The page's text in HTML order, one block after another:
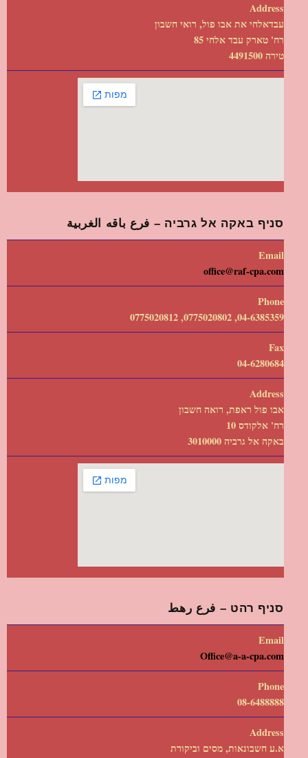
Address
עבדאלחי את אבו פול, רואי חשבון
רח' טארק עבד אלחי 85
טירה 4491500
סניף באקה אל גרביה – فرع باقه الغربية
Email
office@raf-cpa.com
Phone
04-6385359, 0775020802, 0775020812
Fax
04-6280684
Address
אבו פול ראפת, רואה חשבון
רח' אלקודס 10
באקה אל גרביה 3010000
סניף רהט – فرع رهط
Email
Office@a-a-cpa.com
Phone
08-6488888
Address
א.ע חשבונאות, מסים וביקורת